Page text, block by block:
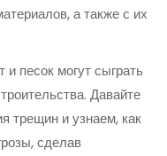
а также с их
песок могут сыграть
Давайте
трещин и узнаем, как
сделав